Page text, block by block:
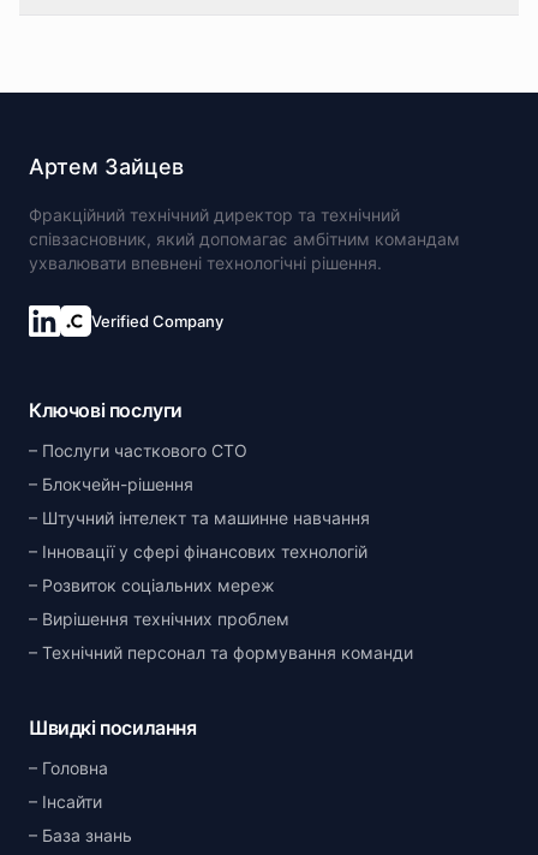
Артем Зайцев
Фракційний технічний директор та технічний
співзасновник, який допомагає амбітним командам
ухвалювати впевнені технологічні рішення.
Verified Company
Ключові послуги
Послуги часткового CTO
Блокчейн-рішення
Штучний інтелект та машинне навчання
Інновації у сфері фінансових технологій
Розвиток соціальних мереж
Вирішення технічних проблем
Технічний персонал та формування команди
Швидкі посилання
Головна
Інсайти
База знань